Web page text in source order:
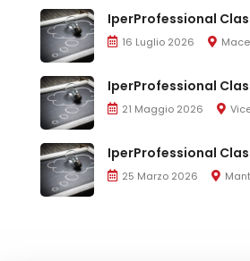
IperProfessional
16 Luglio 2026
IperProfessional
21 Maggio 2026
IperProfessional
25 Marzo 2026